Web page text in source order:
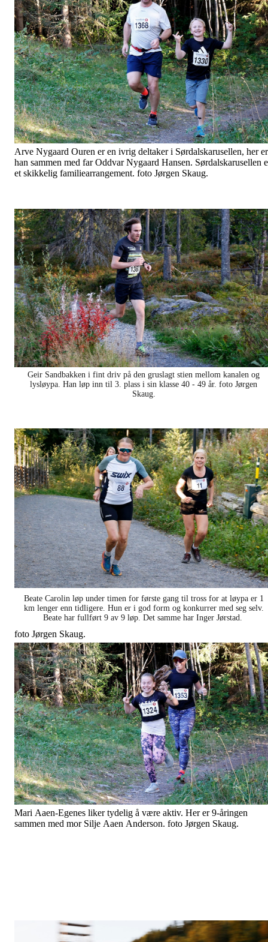
Arve Nygaard Ouren er en ivrig deltaker i Sørdalskarusellen, her er
han sammen med far Oddvar Nygaard Hansen. Sørdalskarusellen
et skikkelig familiearrangement. foto Jørgen Skaug.
Geir Sandbakken i fint driv på den gruslagt stien mellom kanalen og
lysløypa. Han løp inn til 3. plass i sin klasse 40 - 49 år. foto Jørgen
Skaug.
Beate Carolin løp under timen for første gang til tross for at løypa er 1
km lenger enn tidligere. Hun er i god form og konkurrer med seg selv.
Beate har fullført 9 av 9 løp. Det samme har Inger Jørstad.
Mari Aaen-Egenes liker tydelig å være aktiv. Her er 9-åringen
sammen med mor Silje Aaen Anderson. foto Jørgen Skaug.